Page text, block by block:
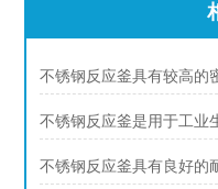
不锈钢反应釜具有较高的
不锈钢反应釜是用于工业
不锈钢反应釜具有良好的